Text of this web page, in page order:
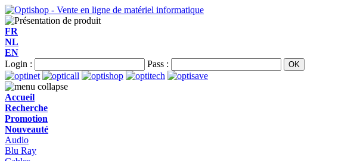
FR
NL
EN
Login :
Pass :
Accueil
Recherche
Promotion
Nouveauté
Audio
Blu Ray